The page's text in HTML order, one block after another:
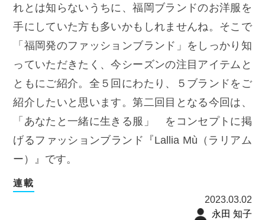
れとは知らないうちに、福岡ブランドのお洋服を
手にしていた方も多いかもしれませんね。そこで
「福岡発のファッションブランド」をしっかり知
っていただきたく、今シーズンの注目アイテムと
ともにご紹介。全５回にわたり、５ブランドをご
紹介したいと思います。第二回目となる今回は、
「あなたと一緒に生きる服」 をコンセプトに掲
げるファッションブランド『Lallia Mù（ラリアム
ー）』です。
連載
2023.03.02
永田 知子